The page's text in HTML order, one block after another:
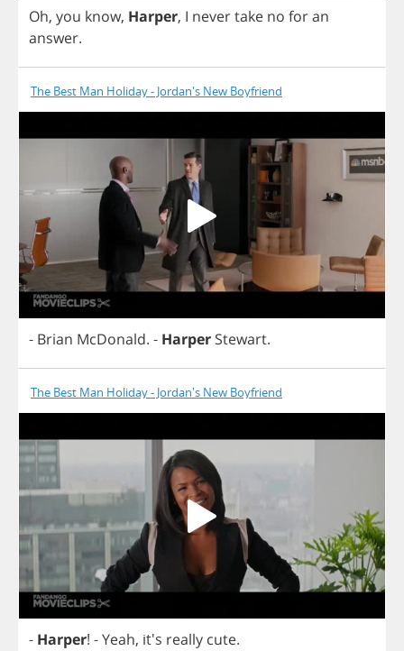
Oh, you know, Harper, I nevertake no foran
answer.
The Best Man Holiday - Jordan's New Boyfriend
- Brian McDonald. - Harper Stewart.
The Best Man Holiday - Jordan's New Boyfriend
- Harper! -Yeah, it's really cute.